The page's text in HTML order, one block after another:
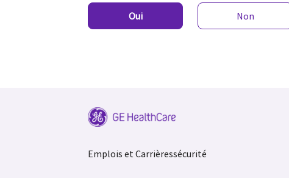
Oui Non
Emplois et Carrièressécurité